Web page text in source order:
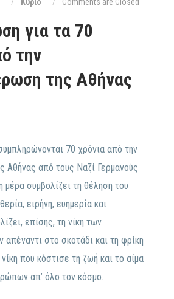
Κύριο Comments are Closed
για τα 70
την
της Αθήνας
70 χρόνια από την
Αθήνας από τους Ναζί Γερμανούς
μέρα συμβολίζει τη θέληση του
ειρήνη, ευημερία και
επίσης, τη νίκη των
στο σκοτάδι και τη φρίκη
που κόστισε τη ζωή και το αίμα
απ’ όλο τον κόσμο.